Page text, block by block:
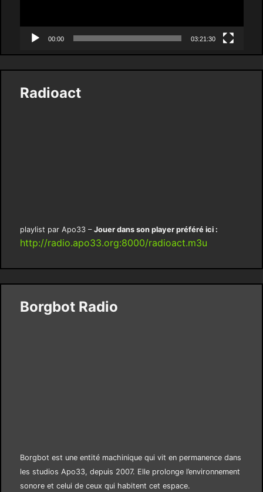
00:00 03:21:30
Radioact
playlist par Apo33 – Jouer dans son player préféré ici :
http://radio.apo33.org:8000/radioact.m3u
Borgbot Radio
Borgbot est une entité machinique qui vit en permanence dans
les studios Apo33, depuis 2007. Elle prolonge l’environnement
sonore et celui de ceux qui habitent cet espace.